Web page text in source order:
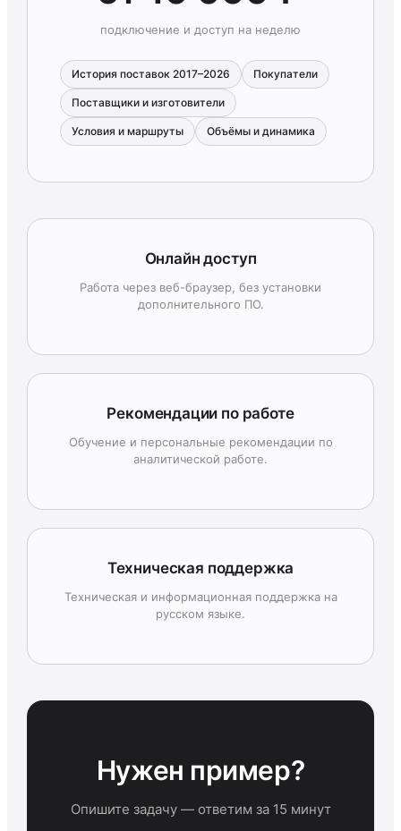
подключение и доступ на неделю
История поставок 2017–2026 Покупатели
Поставщики и изготовители
Условия и маршруты Объёмы и динамика
Онлайн доступ
Работа через веб-браузер, без установки
дополнительного ПО.
Рекомендации по работе
Обучение и персональные рекомендации по
аналитической работе.
Техническая поддержка
Техническая и информационная поддержка на
русском языке.
Нужен пример?
Опишите задачу — ответим за 15 минут